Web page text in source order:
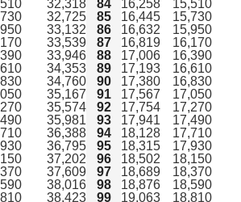
32,318 84 16,258 15,510
32,725 85 16,445 15,730
33,132 86 16,632 15,950
33,539 87 16,819 16,170
33,946 88 17,006 16,390
34,353 89 17,193 16,610
34,760 90 17,380 16,830
35,167 91 17,567 17,050
35,574 92 17,754 17,270
35,981 93 17,941 17,490
36,388 94 18,128 17,710
36,795 95 18,315 17,930
37,202 96 18,502 18,150
37,609 97 18,689 18,370
38,016 98 18,876 18,590
38,423 99 19,063 18,810